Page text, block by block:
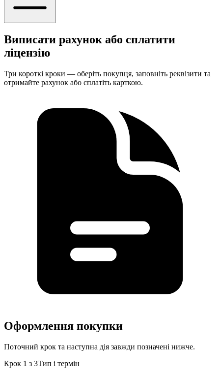
Виписати рахунок або сплатити
ліцензію
Три короткі кроки — оберіть покупця, заповніть реквізити та
отримайте рахунок або сплатіть карткою.
Оформлення покупки
Поточний крок та наступна дія завжди позначені нижче.
Крок 1 з 3Тип і термін